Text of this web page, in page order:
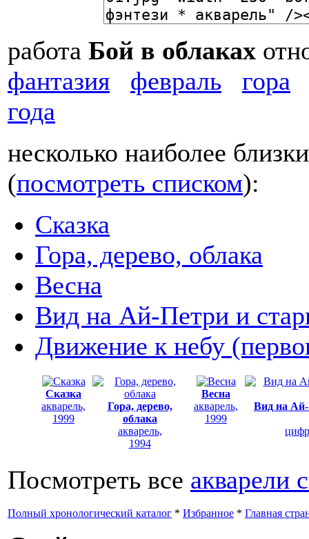
работа Бой в облаках
фантазия
февраль
гора
года
несколько наиболее
(посмотреть списком):
Сказка
Гора, дерево, облака
Весна
Вид на Ай-Петри и
Движение к небу
Сказка
акварель,
1999
Гора, дерево,
облака
акварель,
1994
Весна
акварель,
1999
Вид на
Посмотреть все акварели
Полный хронологический каталог * Избранное * Главная